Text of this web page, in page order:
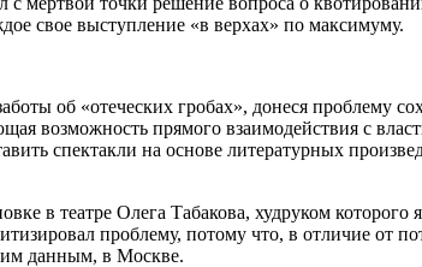
свое выступление «в верхах» по максимуму.
об «отеческих гробах», донеся проблему
возможность прямого взаимодействия с
спектакли на основе литературных
в театре Олега Табакова, худруком
проблему, потому что, в отличие от
данным, в Москве.